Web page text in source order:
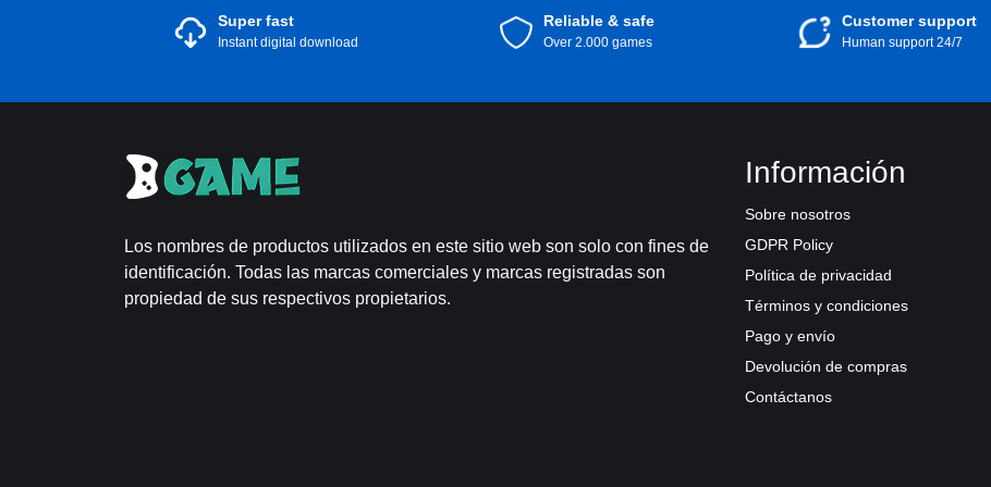
Super fast
Instant digital download
Reliable & safe
Over 2.000 games
Customer support
Human support 24/7
Los nombres de productos utilizados en este sitio web son solo con fines de
identificación. Todas las marcas comerciales y marcas registradas son
propiedad de sus respectivos propietarios.
Información
Sobre nosotros
GDPR Policy
Política de privacidad
Términos y condiciones
Pago y envío
Devolución de compras
Contáctanos